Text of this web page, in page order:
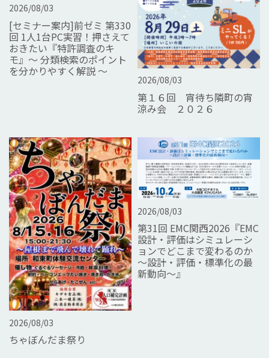
2026/08/03
[セミナー案内]前ゼミ 第330
回 1人1台PC実習！押さえて
おきたい『特許調査のキ
モ』～ 分類検索のポイント
を分かりやすく解説 ～
2026/08/03
第１６回 宵待ち隣町の宵
涼み会 ２０２６
2026/08/03
ちゃぼんだま祭り
2026/08/03
第31回 EMC関西2026『EMC
設計・評価はシミュレーシ
ョンでどこまで変わるのか
～設計・評価・標準化の最
新動向～』